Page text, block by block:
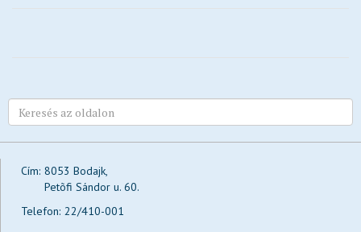
Cím: 8053 Bodajk,
Petõfi Sándor u. 60.
Telefon: 22/410-001